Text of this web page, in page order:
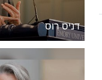
דניס רוס